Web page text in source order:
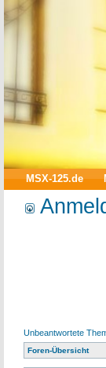
MSX-125.de
Unbeantwortete
Foren-Übersicht